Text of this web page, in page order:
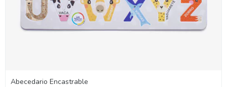
Abecedario Encastrable